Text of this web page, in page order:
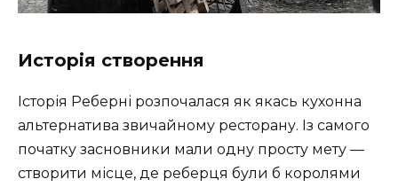
Исторія створення
Історія Реберні розпочалася як якась кухонна
альтернатива звичайному ресторану. Із самого
початку засновники мали одну просту мету —
створити місце, де реберця були б королями